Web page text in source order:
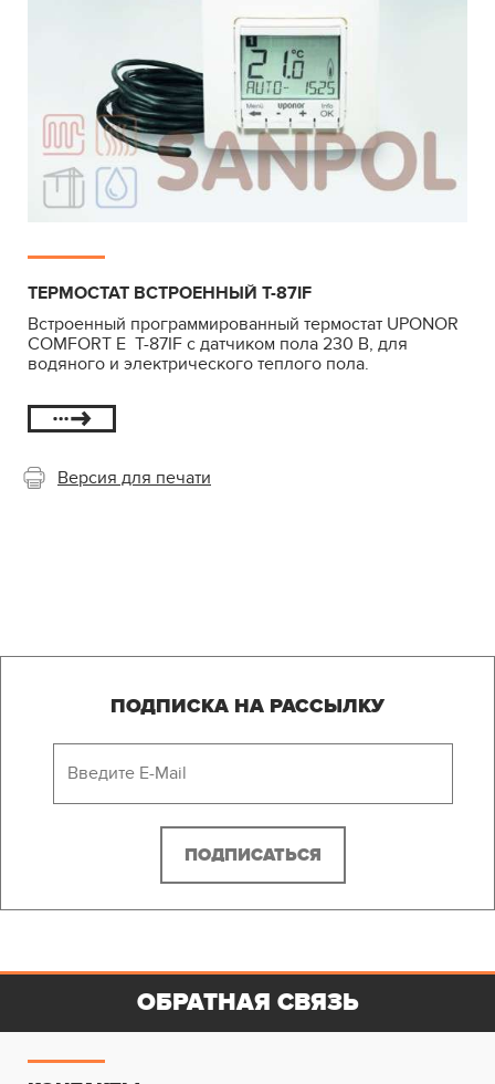
ТЕРМОСТАТ ВСТРОЕННЫЙ T-87IF
Встроенный программированный термостат UPONOR
COMFORT E T-87IF с датчиком пола 230 В, для
водяного и электрического теплого пола.
Версия для печати
ПОДПИСКА НА РАССЫЛКУ
ОБРАТНАЯ СВЯЗЬ